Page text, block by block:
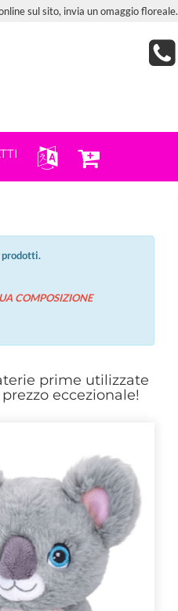
sul sito, invia un omaggio floreale.
COMPOSIZIONE
prime utilizzate
eccezionale!